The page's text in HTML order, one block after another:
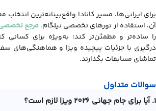
برای ایرانی‌ها، مسیر کانادا واقع‌بینانه‌ترین
آن، استفاده از تورهای تخصصی نیلگام، مرجع تخصصی
را ساده‌تر و مطمئن‌تر کند؛ به‌ویژه برای
درگیری با جزئیات پیچیده ویزا و هماهنگی‌های
تماشای مسابقات بگذارند.
سوالات متداول
1. آیا برای جام جهانی 2026 ویزا لازم است؟